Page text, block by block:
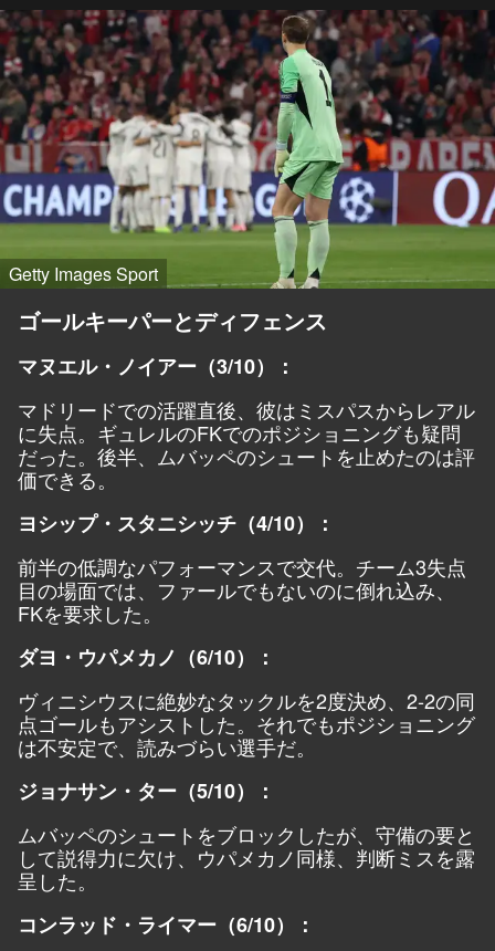
Getty Images Sport
ゴールキーパーとディフェンス
マヌエル・ノイアー（3/10）：
マドリードでの活躍直後、彼はミスパスからレアル
に失点。ギュレルのFKでのポジショニングも疑問
だった。後半、ムバッペのシュートを止めたのは評
価できる。
ヨシップ・スタニシッチ（4/10）：
前半の低調なパフォーマンスで交代。チーム3失点
目の場面では、ファールでもないのに倒れ込み、
FKを要求した。
ダヨ・ウパメカノ（6/10）：
ヴィニシウスに絶妙なタックルを2度決め、2-2の同
点ゴールもアシストした。それでもポジショニング
は不安定で、読みづらい選手だ。
ジョナサン・ター（5/10）：
ムバッペのシュートをブロックしたが、守備の要と
して説得力に欠け、ウパメカノ同様、判断ミスを露
呈した。
コンラッド・ライマー（6/10）：